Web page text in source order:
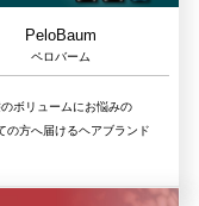
PeloBaum
ペロバーム
ボリュームにお悩みの
の方へ届けるヘアブランド